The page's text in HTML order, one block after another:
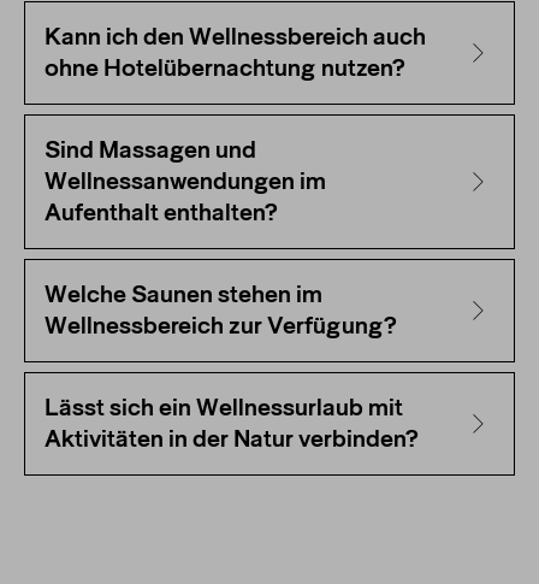
Kann ich den Wellnessbereich auch
ohne Hotelübernachtung nutzen?
Sind Massagen und
Wellnessanwendungen im
Aufenthalt enthalten?
Welche Saunen stehen im
Wellnessbereich zur Verfügung?
Lässt sich ein Wellnessurlaub mit
Aktivitäten in der Natur verbinden?